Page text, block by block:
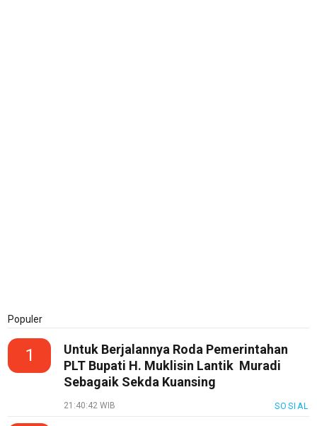
Populer
1
Untuk Berjalannya Roda Pemerintahan
PLT Bupati H. Muklisin Lantik Muradi
Sebagaik Sekda Kuansing
21:40:42 WIB SOSIAL